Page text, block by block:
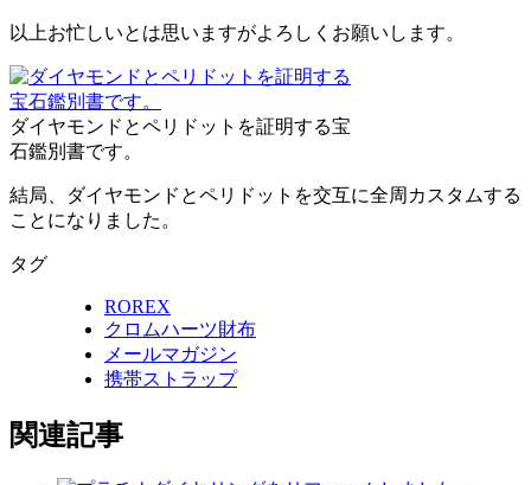
以上お忙しいとは思いますがよろしくお願いします。
ダイヤモンドとペリドットを証明する宝
石鑑別書です。
結局、ダイヤモンドとペリドットを交互に全周カスタムする
ことになりました。
タグ
ROREX
クロムハーツ財布
メールマガジン
携帯ストラップ
関連記事